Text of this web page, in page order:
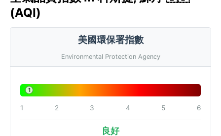
(AQI)
美國環保署指數
Environmental Protection Agency
1
1 2 3 4 5 6
良好